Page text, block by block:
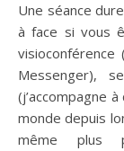
Une séance
à face si vous
visioconférence
Messenger),
(j’accompagne
monde depuis
même plus